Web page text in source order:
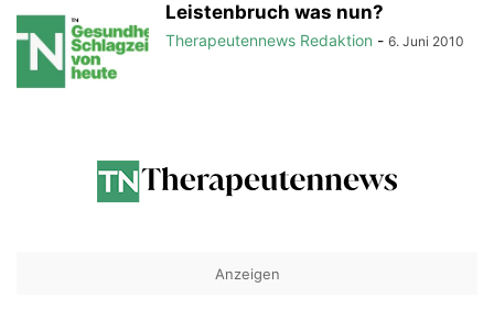
Leistenbruch was nun?
Therapeutennews Redaktion - 6. Juni 2010
Anzeigen